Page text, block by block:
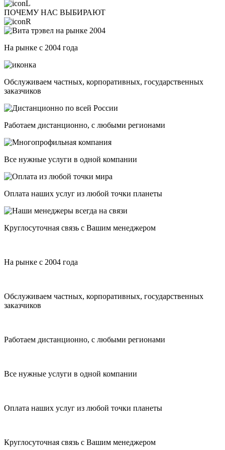
ПОЧЕМУ НАС ВЫБИРАЮТ
На рынке с 2004 года
Обслуживаем частных, корпоративных, государственных
заказчиков
Работаем дистанционно, с любыми регионами
Все нужные услуги в одной компании
Оплата наших услуг из любой точки планеты
Круглосуточная связь с Вашим менеджером
На рынке с 2004 года
Обслуживаем частных, корпоративных, государственных
заказчиков
Работаем дистанционно, с любыми регионами
Все нужные услуги в одной компании
Оплата наших услуг из любой точки планеты
Круглосуточная связь с Вашим менеджером